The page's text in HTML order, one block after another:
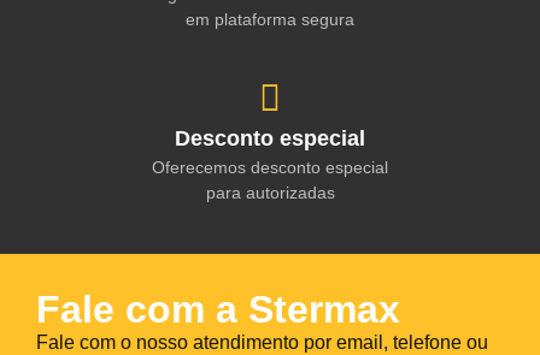
em plataforma segura
Desconto especial
Oferecemos desconto especial
para autorizadas
Fale com a Stermax
Fale com o nosso atendimento por email, telefone ou